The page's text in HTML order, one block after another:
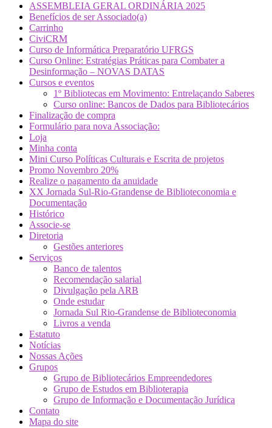
ASSEMBLEIA GERAL ORDINÁRIA 2025
Benefícios de ser Associado(a)
Carrinho
CiviCRM
Curso de Informática Preparatório UFRGS
Curso Online: Estratégias Práticas para Combater a
Desinformação – NOVAS DATAS
Cursos e eventos
1º Bibliotecas em Movimento: Entrelaçando Saberes
Curso online: Bancos de Dados para Bibliotecários
Finalização de compra
Formulário para nova Associação:
Loja
Minha conta
Mini Curso Políticas Culturais e Escrita de projetos
Promo Novembro 20%
Realize o pagamento da anuidade
XX Jornada Sul-Rio-Grandense de Biblioteconomia e
Documentação
Histórico
Associe-se
Diretoria
Gestões anteriores
Serviços
Banco de talentos
Recomendação salarial
Divulgação pela ARB
Onde estudar
Jornada Sul Rio-Grandense de Biblioteconomia
Livros a venda
Estatuto
Notícias
Nossas Ações
Grupos
Grupo de Bibliotecários Empreendedores
Grupo de Estudos em Biblioterapia
Grupo de Informação e Documentação Jurídica
Contato
Mapa do site